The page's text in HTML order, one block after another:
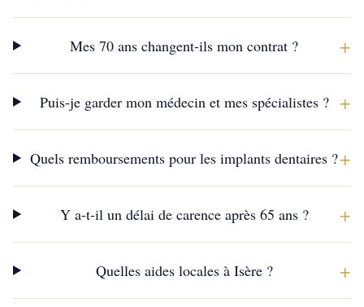
Mes 70 ans changent-ils mon contrat ? +
Puis-je garder mon médecin et mes spécialistes ? +
Quels remboursements pour les implants dentaires ?+
Y a-t-il un délai de carence après 65 ans ? +
Quelles aides locales à Isère ? +